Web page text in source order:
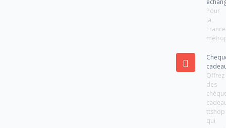
Pour
la
France
Offrez
des
ttshop
qui